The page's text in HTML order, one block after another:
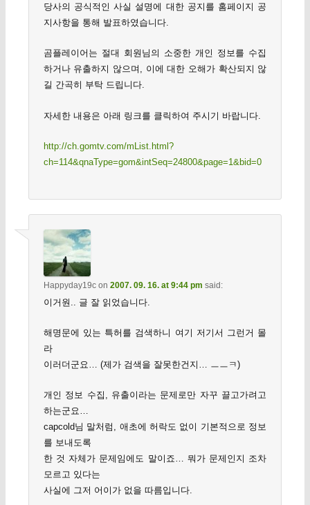
당사의 공식적인 사실 설명에 대한 공지를 홈페이지 공
지사항을 통해 발표하였습니다.
곰플레이어는 절대 회원님의 소중한 개인 정보를 수집
하거나 유출하지 않으며, 이에 대한 오해가 확산되지 않
길 간곡히 부탁 드립니다.
자세한 내용은 아래 링크를 클릭하여 주시기 바랍니다.
http://ch.gomtv.com/mList.html?
ch=114&qnaType=gom&intSeq=24800&page=1&bid=0
Happyday19con 2007. 09. 16. at 9:44 pm said:
이거원.. 글 잘 읽었습니다.
해명문에 있는 특허를 검색하니 여기 저기서 그런거 몰
라
이러더군요… (제가 검색을 잘못한건지… ㅡㅡㅋ)
개인 정보 수집, 유출이라는 문제로만 자꾸 끌고가려고
하는군요…
capcold님 말처럼, 애초에 허락도 없이 기본적으로 정보
를 보내도록
한 것 자체가 문제임에도 말이죠… 뭐가 문제인지 조차
모르고 있다는
사실에 그저 어이가 없을 따름입니다.